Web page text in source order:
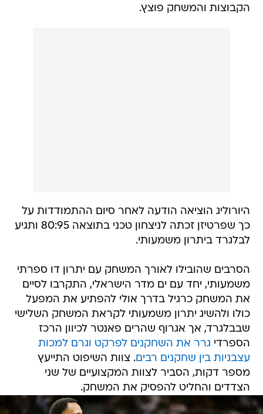
הקבוצות והמשחק פוצץ.
היורוליג הוציאה הודעה לאחר סיום ההתמודדות על
כך שפרטיזן זכתה לניצחון טכני בתוצאה 80:95 ותגיע
לבלגרד ביתרון משמעותי.
הסרבים שהובילו לאורך המשחק עם יתרון דו ספרתי
משמעותי, יחד עם ים מדר הישראלי, התקרבו לסיים
את המשחק כרגיל בדרך אולי להפתיע את המפעל
כולו ולהשיג יתרון משמעותי לקראת המשחק השלישי
שבבלגרד, אך אגרוף שהרים פאנטר לכיוון הרכז
הספרדי גרר את השחקנים לפרקט וגרם למכות
עצבניות בין שחקנים רבים. צוות השיפוט התייעץ
מספר דקות, הסביר לצוות המקצועיים של שני
הצדדים והחליט להפסיק את המשחק.